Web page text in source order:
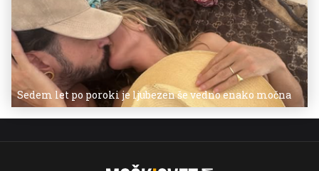
Sedem let po poroki je ljubezen še vedno enako močna